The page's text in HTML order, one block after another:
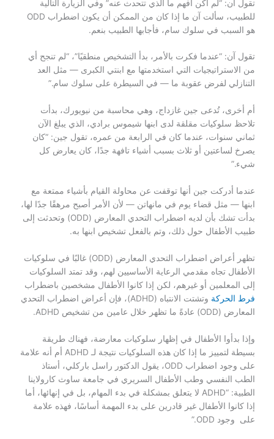
تقول آن: “لم أكن أفهم ما الذي تتحدث عنه” وفي الزيارة التالية
للطبيب، سألت آن ما إذا كان من الممكن أن يكون اضطراب ODD
هو السبب في سلوك سام، فأجابها الطبيب بنعم.
تقول آن: “عندما فكرت بالأمر، بدأ التشخيص منطقيًا”، “لم تنجح أي
من الاستراتيجيات التي استخدمتها مع ابنتي الكبرى — مثل العد
التنازلي لفرض عقوبة ما — في السيطرة على سلوك سام.”
أم أخرى، تُدعى جين غازداج، وهي محاسبة من نيويورك، بدأت
تلاحظ سلوكيات مقلقة لدى ابنها شيموس برادي، الذي يبلغ الآن
ثماني سنوات، عندما كان في الرابعة من عمره، تقول جين: “كان
يصرخ لساعتين أو ثلاث بسبب أشياء تافهة جدًا، كان يعارض كل
شيء.”
عندما أدركت جين أنها توقفت عن محاولة القيام بأشياء ممتعة مع
ابنها — مثل قضاء يوم في مانهاتن — لأن الأمر أصبح مرهقًا جدًا لها،
بدأت تشك بأن لديه اضطراب التحدي المعارض (ODD) وتحدثت إلى
طبيب الأطفال حول ذلك، وتم بالفعل تشخيص ابنها به.
تظهر أعراض اضطراب التحدي المعارض (ODD) غالبًا في سلوكيات
الأطفال تجاه مقدمي الرعاية الأساسيين لهم، وقد تمتد السلوكيات
إلى المعلمين أو غيرهم، لكن إذا كانوا الأطفال مشخصين باضطراب
فرط الحركة
وتشتت الانتباه (ADHD)، فإن أعراض اضطراب التحدي
المعارض (ODD) عادةً ما تظهر خلال عامين من تشخيص ADHD.
وإذا بدأوا الأطفال في إظهار سلوكيات معارضة، فهناك طريقة
بسيطة لتمييز ما إذا كان هذه السلوكيات نتيجة لـ ADHD أم أنه علامة
على وجود اضطراب ODD، يقول الدكتور راسل باركلي، أستاذ
الطب النفسي وطب الأطفال السريري في جامعة ساوث كارولاينا
الطبية: “ADHD لا يتعلق بمشكلة في بدء المهام، بل في إنهائها، أما
إذا كانوا الأطفال غير قادرين على بدء المهمة أساسًا، فهذه علامة
على وجود ODD.”